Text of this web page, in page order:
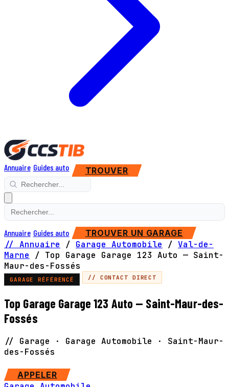
Annuaire Guides auto TROUVER
Annuaire Guides auto TROUVER UN GARAGE
// Annuaire / Garage Automobile / Val-de-
Marne
/ Top Garage Garage 123 Auto — Saint-
Maur-des-Fossés
GARAGE RÉFÉRENCÉ // CONTACT DIRECT
Top Garage Garage 123 Auto — Saint-Maur-des-
Fossés
// Garage · Garage Automobile · Saint-Maur-
des-Fossés
APPELER